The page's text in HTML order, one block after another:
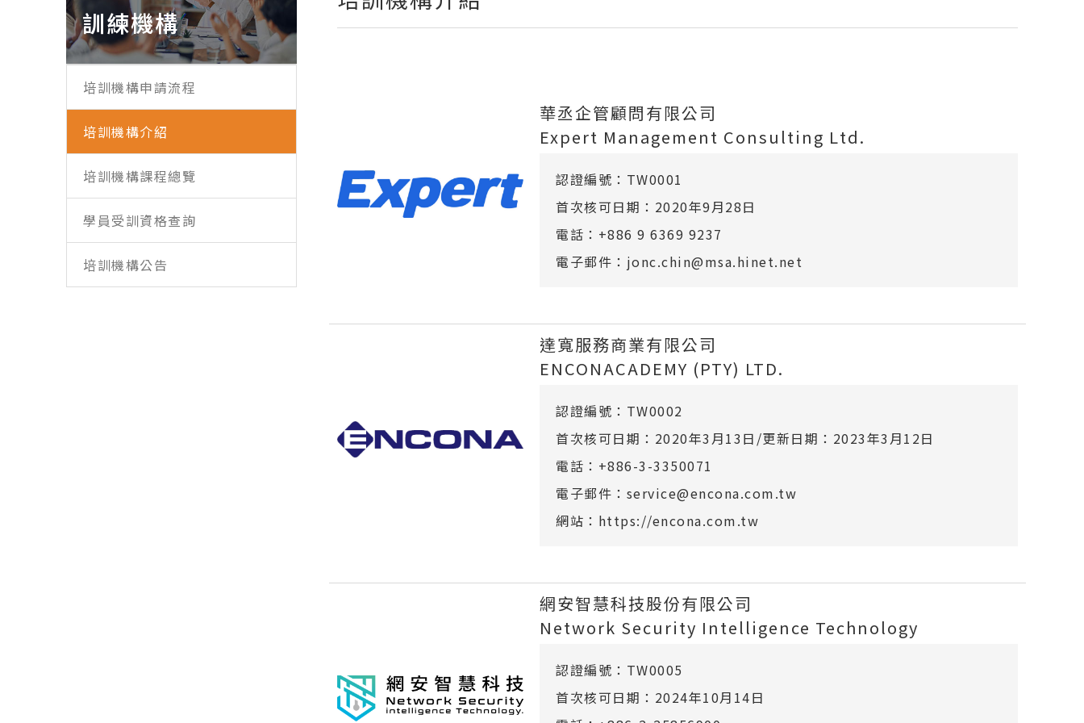
訓練機構
培訓機構申請流程
培訓機構介紹
培訓機構課程總覽
學員受訓資格查詢
培訓機構公告
華丞企管顧問有限公司
Expert Management Consulting Ltd.
認證編號：TW0001
首次核可日期：2020年9月28日
電話：+886 9 6369 9237
電子郵件：jonc.chin@msa.hinet.net
達寬服務商業有限公司
ENCONACADEMY (PTY) LTD.
認證編號：TW0002
首次核可日期 ：2020年3月13日/更新日期：2023年3月12日
電話：+886-3-3350071
電子郵件：service@encona.com.tw
網站：https://encona.com.tw
網安智慧科技股份有限公司
Network Security Intelligence Technology
認證編號：TW0005
首次核可日期 ：2024年10月14日